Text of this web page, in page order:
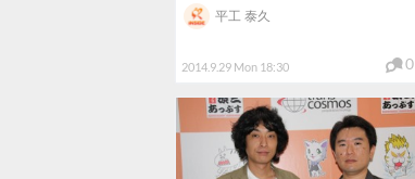
2014.9.29 Mon 18:30
平工 泰久
0